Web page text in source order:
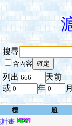
搜尋
含內容
列出
天前
或
年
標 題
計畫